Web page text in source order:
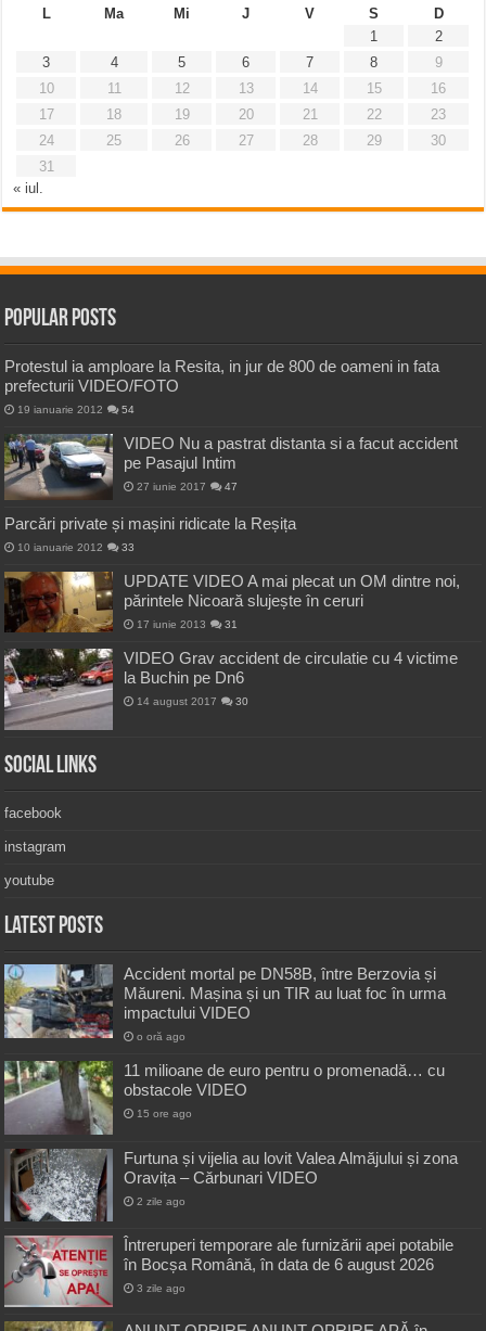
L
Ma Mi J V S
D
1
2
3
4 5 6 7 8
9
10
11 12 13 14 15
16
17
18 19 20 21 22
23
24
25 26 27 28 29
30
31
« iul.
Popular Posts
Protestul ia amploare la Resita, in jur de 800 de oameni in fata
prefecturii VIDEO/FOTO
19 ianuarie 2012 54
VIDEO Nu a pastrat distanta si a facut accident
pe Pasajul Intim
27 iunie 2017 47
Parcări private și mașini ridicate la Reșița
10 ianuarie 2012 33
UPDATE VIDEO A mai plecat un OM dintre noi,
părintele Nicoară slujește în ceruri
17 iunie 2013 31
VIDEO Grav accident de circulatie cu 4 victime
la Buchin pe Dn6
14 august 2017 30
Social Links
facebook
instagram
youtube
Latest Posts
Accident mortal pe DN58B, între Berzovia și
Măureni. Mașina și un TIR au luat foc în urma
impactului VIDEO
o oră ago
11 milioane de euro pentru o promenadă… cu
obstacole VIDEO
15 ore ago
Furtuna și vijelia au lovit Valea Almăjului și zona
Oravița – Cărbunari VIDEO
2 zile ago
Întreruperi temporare ale furnizării apei potabile
în Bocșa Română, în data de 6 august 2026
3 zile ago